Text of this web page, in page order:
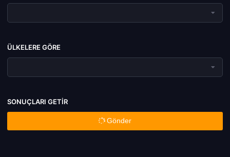
ÜLKELERE GÖRE
SONUÇLARI GETIR
Gönder